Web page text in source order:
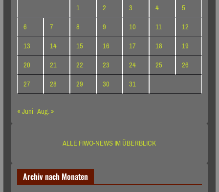
1
2 3 4
5
6
7 8 9 10 11
12
13
14 15 16 17 18
19
20
21 22 23 24 25
26
27
28 29 30
31
« Juni Aug. »
ALLE FIWO-NEWS IM ÜBERBLICK
Archiv nach Monaten